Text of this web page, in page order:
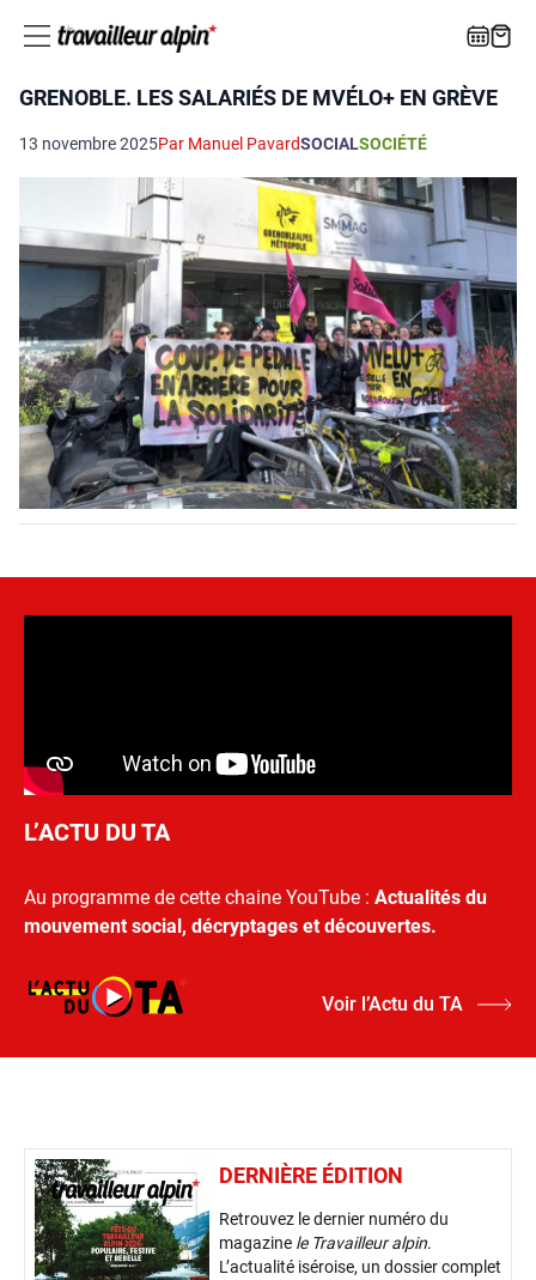
GRENOBLE. LES SALARIÉS DE MVÉLO+ EN GRÈVE
13 novembre 2025Par Manuel PavardSOCIALSOCIÉTÉ
L’ACTU DU TA
Au programme de cette chaine YouTube : Actualités du
mouvement social, décryptages et découvertes.
Voir l’Actu du TA
DERNIÈRE ÉDITION
Retrouvez le dernier numéro du
magazine le Travailleur alpin.
L’actualité iséroise, un dossier complet